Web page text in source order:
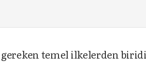
temel ilkelerden